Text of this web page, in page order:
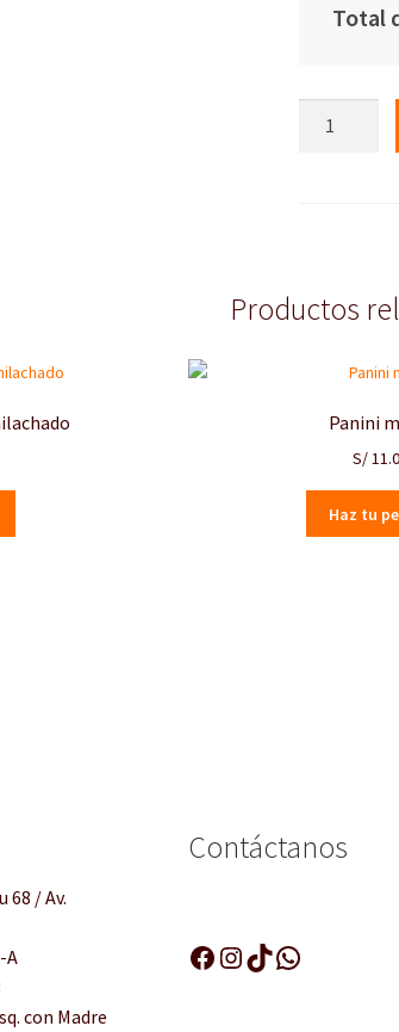
Total
Productos
Panini
S/
Haz tu
68 / Av.
A
con Madre
Contáctanos
Facebook
Instagram
TikTokWhatsApp